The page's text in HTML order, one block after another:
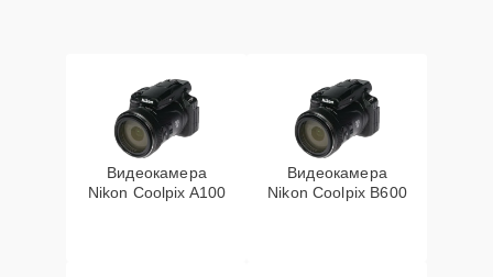
Видеокамера
Nikon Coolpix A100
Видеокамера
Nikon Coolpix B600